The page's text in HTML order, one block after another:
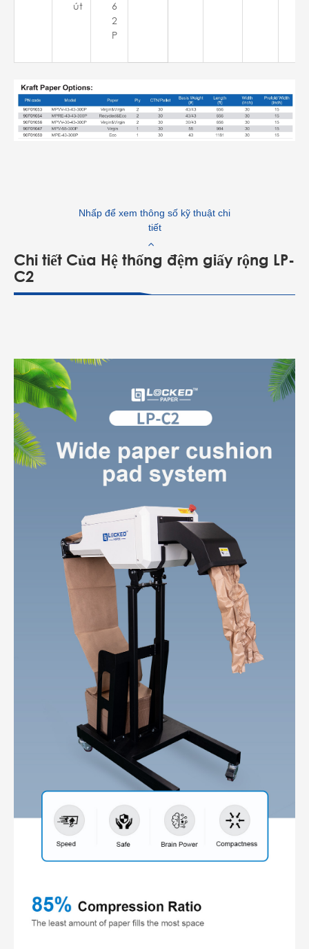
út
6
2
P
Nhấp để xem thông số kỹ thuật chi
tiết
Chi tiết Của Hệ thống đệm giấy rộng LP-
C2